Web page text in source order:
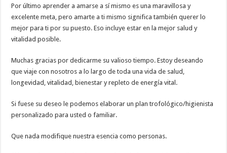
Por último aprender a amarse a sí mismo es una maravillosa y
excelente meta, pero amarte a ti mismo significa también querer lo
mejor para ti por su puesto. Eso incluye estar en la mejor salud y
vitalidad posible.
Muchas gracias por dedicarme su valioso tiempo. Estoy deseando
que viaje con nosotros a lo largo de toda una vida de salud,
longevidad, vitalidad, bienestar y repleto de energía vital.
Si fuese su deseo le podemos elaborar un plan trofológico/higienista
personalizado para usted o familiar.
Que nada modifique nuestra esencia como personas.